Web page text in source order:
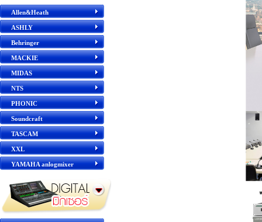
Allen&Heath
ASHLY
Behringer
MACKIE
MIDAS
NTS
PHONIC
Soundcraft
TASCAM
XXL
YAMAHA anlogmixer